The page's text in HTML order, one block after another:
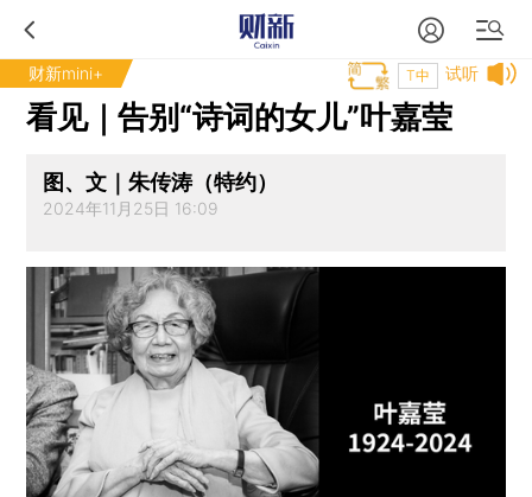
财新mini+ 试听
T中
看见｜告别“诗词的女儿”叶嘉莹
图、文｜朱传涛（特约）
2024年11月25日 16:09